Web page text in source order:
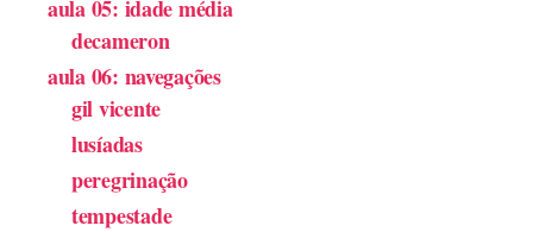
aula 05: idade média
decameron
aula 06: navegações
gil vicente
lusíadas
peregrinação
tempestade